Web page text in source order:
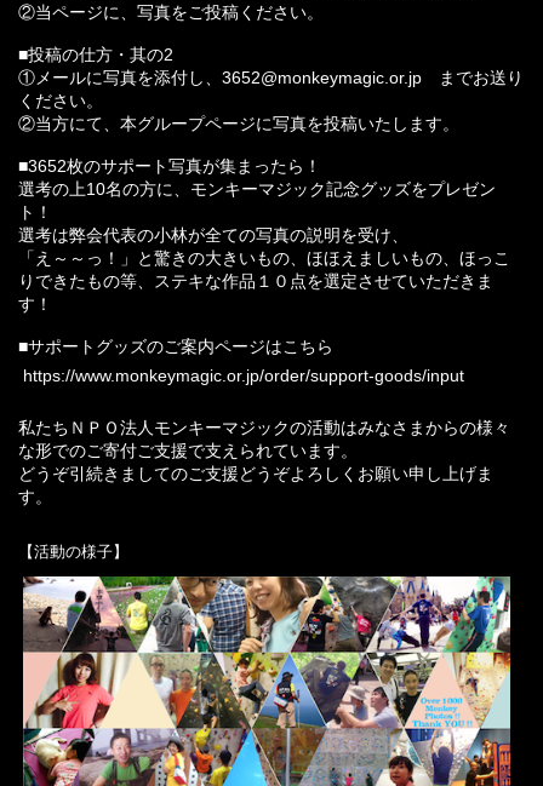
②当ページに、写真をご投稿ください。
■投稿の仕方・其の2
①メールに写真を添付し、3652@monkeymagic.or.jp までお送り
ください。
②当方にて、本グループページに写真を投稿いたします。
■3652枚のサポート写真が集まったら！
選考の上10名の方に、モンキーマジック記念グッズをプレゼン
ト！
選考は弊会代表の小林が全ての写真の説明を受け、
「え～～っ！」と驚きの大きいもの、ほほえましいもの、ほっこ
りできたもの等、ステキな作品１０点を選定させていただきま
す！
■サポートグッズのご案内ページはこちら
https://www.monkeymagic.or.jp/order/support-goods/input
私たちＮＰＯ法人モンキーマジックの活動はみなさまからの様々
な形でのご寄付ご支援で支えられています。
どうぞ引続きましてのご支援どうぞよろしくお願い申し上げま
す。
【活動の様子】